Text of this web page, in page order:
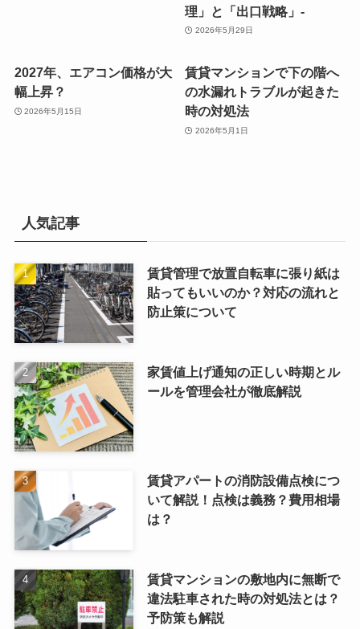
理」と「出口戦略」-
2026年5月29日
2027年、エアコン価格が大
幅上昇？
2026年5月15日
賃貸マンションで下の階へ
の水漏れトラブルが起きた
時の対処法
2026年5月1日
人気記事
賃貸管理で放置自転車に張り紙は
貼ってもいいのか？対応の流れと
防止策について
家賃値上げ通知の正しい時期とル
ールを管理会社が徹底解説
賃貸アパートの消防設備点検につ
いて解説！点検は義務？費用相場
は？
賃貸マンションの敷地内に無断で
違法駐車された時の対処法とは？
予防策も解説